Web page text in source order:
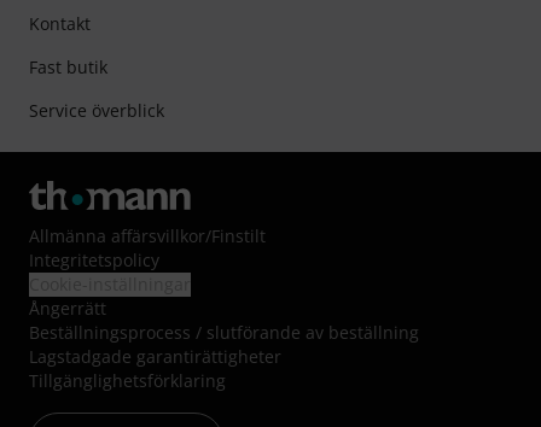
Kontakt
Fast butik
Service överblick
Allmänna affärsvillkor/Finstilt
Integritetspolicy
Ångerrätt
Beställningsprocess / slutförande av beställning
Lagstadgade garantirättigheter
Tillgänglighetsförklaring